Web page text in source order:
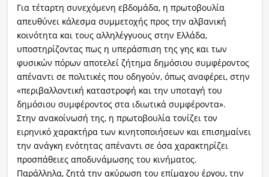
Για τέταρτη συνεχόμενη εβδομάδα, η πρωτοβουλία
απευθύνει κάλεσμα συμμετοχής προς την αλβανική
κοινότητα και τους αλληλέγγυους στην Ελλάδα,
υποστηρίζοντας πως η υπεράσπιση της γης και των
φυσικών πόρων αποτελεί ζήτημα δημόσιου συμφέροντος
απέναντι σε πολιτικές που οδηγούν, όπως αναφέρει, στην
«περιβαλλοντική καταστροφή και την υποταγή του
δημόσιου συμφέροντος στα ιδιωτικά συμφέροντα».
Στην ανακοίνωσή της, η πρωτοβουλία τονίζει τον
ειρηνικό χαρακτήρα των κινητοποιήσεων και επισημαίνει
την ανάγκη ενότητας απέναντι σε όσα χαρακτηρίζει
προσπάθειες αποδυνάμωσης του κινήματος.
Παράλληλα, ζητά την ακύρωση του επίμαχου έργου, την